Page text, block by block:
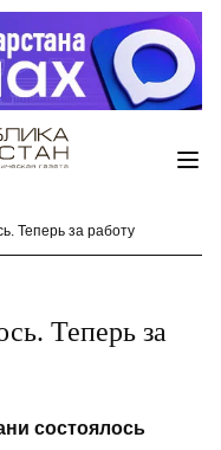
Теперь за работу
Теперь за
состоялось